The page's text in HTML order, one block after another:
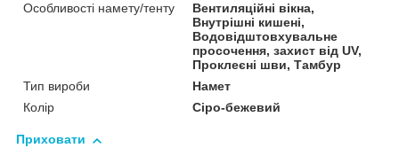
Особливості намету/тенту
Вентиляційні вікна,
Внутрішні кишені,
Водовідштовхувальне
просочення, захист від UV,
Проклеєні шви, Тамбур
Тип вироби
Намет
Колір
Сіро-бежевий
Приховати